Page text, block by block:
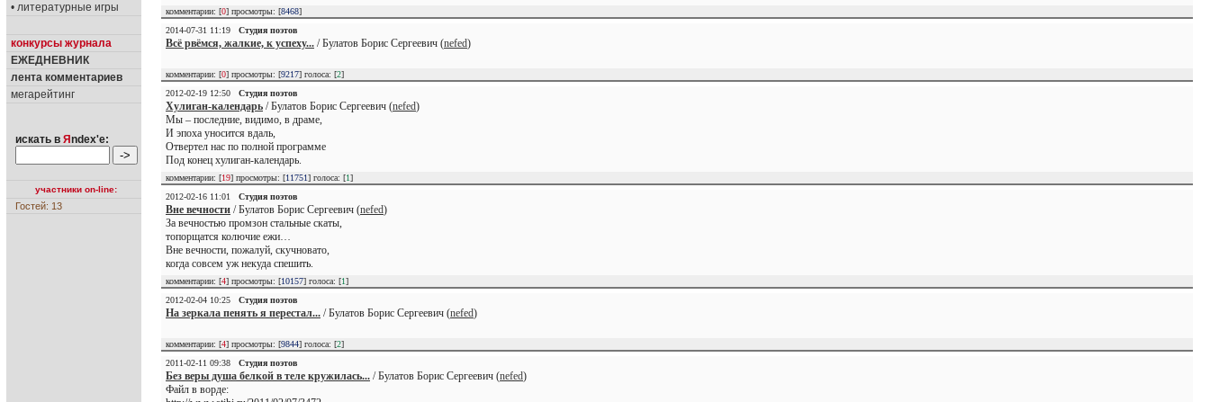
• литературные игры
конкурсы журнала
ЕЖЕДНЕВНИК
лента комментариев
мегарейтинг
искать в Я ndex'е:
участники on-line:
Гостей: 13
комментарии: [0] просмотры: [8468]
2014-07-31 11:19
Студия поэтов
Всё рвёмся, жалкие, к успеху... / Булатов Борис Сергеевич (nefed)
комментарии: [0] просмотры: [9217] голоса: [2]
2012-02-19 12:50
Студия поэтов
Хулиган-календарь / Булатов Борис Сергеевич (nefed)
Мы – последние, видимо, в драме,
И эпоха уносится вдаль,
Отвертел нас по полной программе
Под конец хулиган-календарь.
комментарии: [19] просмотры: [11751] голоса: [1]
2012-02-16 11:01
Студия поэтов
Вне вечности / Булатов Борис Сергеевич (nefed)
За вечностью промзон стальные скаты,
топорщатся колючие ежи…
Вне вечности, пожалуй, скучновато,
когда совсем уж некуда спешить.
комментарии: [4] просмотры: [10157] голоса: [1]
2012-02-04 10:25
Студия поэтов
На зеркала пенять я перестал... / Булатов Борис Сергеевич (nefed)
комментарии: [4] просмотры: [9844] голоса: [2]
2011-02-11 09:38
Студия поэтов
Без веры душа белкой в теле кружилась... / Булатов Борис Сергеевич (nefed)
Файл в ворде: